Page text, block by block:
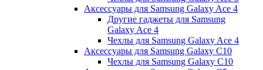
Аксессуары для Samsung Galaxy Ace 4
Другие гаджеты для Samsung
Galaxy Ace 4
Чехлы для Samsung Galaxy Ace 4
Аксессуары для Samsung Galaxy C10
Чехлы для Samsung Galaxy C10